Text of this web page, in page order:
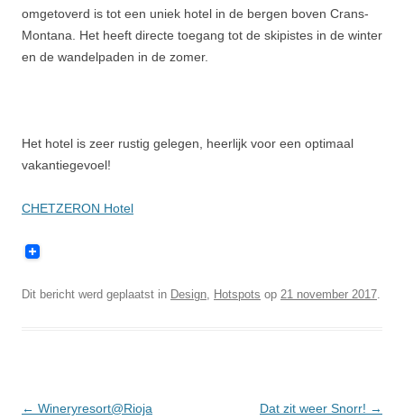
omgetoverd is tot een uniek hotel in de bergen boven Crans-
Montana. Het heeft directe toegang tot de skipistes in de winter
en de wandelpaden in de zomer.
Het hotel is zeer rustig gelegen, heerlijk voor een optimaal
vakantiegevoel!
CHETZERON Hotel
Dit bericht werd geplaatst in Design, Hotspots op 21 november 2017.
Berichtnavigatie
← Wineryresort@Rioja Dat zit weer Snorr! →